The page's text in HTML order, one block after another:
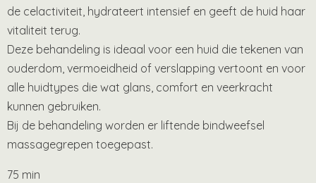
de celactiviteit, hydrateert intensief en geeft de huid haar
vitaliteit terug.
Deze behandeling is ideaal voor een huid die tekenen van
ouderdom, vermoeidheid of verslapping vertoont en voor
alle huidtypes die wat glans, comfort en veerkracht
kunnen gebruiken.
Bij de behandeling worden er liftende bindweefsel
massagegrepen toegepast.
75 min